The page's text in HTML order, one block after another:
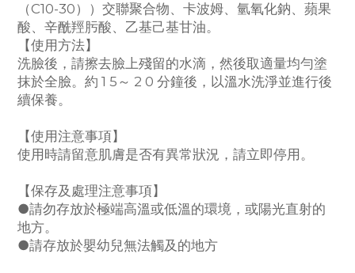
（C10-30））交聯聚合物、卡波姆、氫氧化鈉、蘋果
酸、辛酰羥肟酸、乙基己基甘油。
【使用方法】
洗臉後，請擦去臉上殘留的水滴，然後取適量均勻塗
抹於全臉。約 1 5～ 2 0 分鐘後，以溫水洗淨並進行後
續保養。
【使用注意事項】
使用時請留意肌膚是否有異常狀況，請立即停用。
【保存及處理注意事項】
●請勿存放於極端高溫或低溫的環境，或陽光直射的
地方。
●請存放於嬰幼兒無法觸及的地方